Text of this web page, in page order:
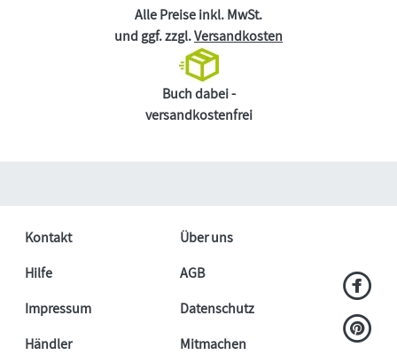
Alle Preise inkl. MwSt.
und ggf. zzgl.Versandkosten
Buch dabei -
versandkostenfrei
Kontakt
Über uns
Hilfe
AGB
Impressum
Datenschutz
Händler
Mitmachen